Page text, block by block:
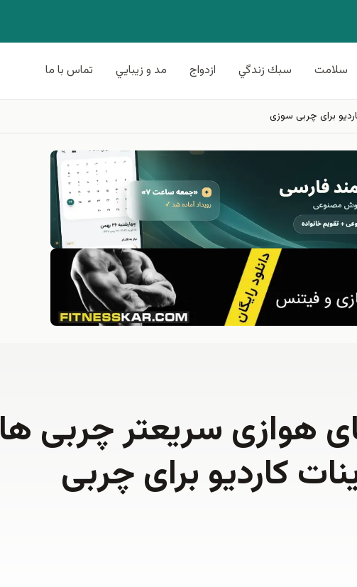
سلامت سبك زندگي ازدواج مد و زيبايي تماس با ما
برای چربی سوزی
هوازی سریعتر چربی ها
کاردیو برای چربی